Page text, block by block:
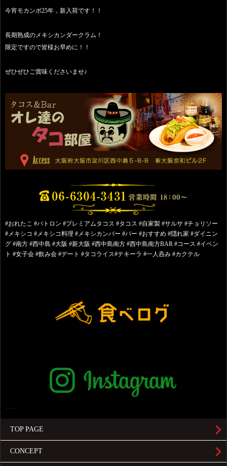
今宵モカンボ25年，新入荷です！！
長期熟成のメキシカンダークラム！
限定ですので皆様お早めに！！
ぜひぜひご賞味くださいませ♪
#おれたこ #パトロン #プレミアムタコス #タコス #自家製 #サルサ #チョリソー
#メキシコ #メキシコ料理 #メキシカンバー #バー #おすすめ #隠れ家 #ダイニン
グ #南方 #西中島 #大阪 #新大阪 #西中島南方 #西中島南方BAR #コース #イベン
ト #女子会 #飲み会 #デート #タコライス#テキーラ #一人呑み #カクテル
TOP PAGE
CONCEPT